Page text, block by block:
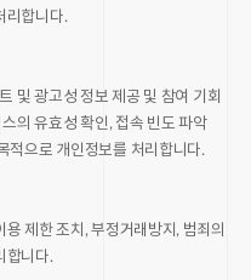
리합니다.
및 광고성 정보 제공 및 참여 기회
의 유효성 확인, 접속 빈도 파악
적으로 개인정보를 처리합니다.
제한 조치, 부정거래방지, 범죄의
합니다.